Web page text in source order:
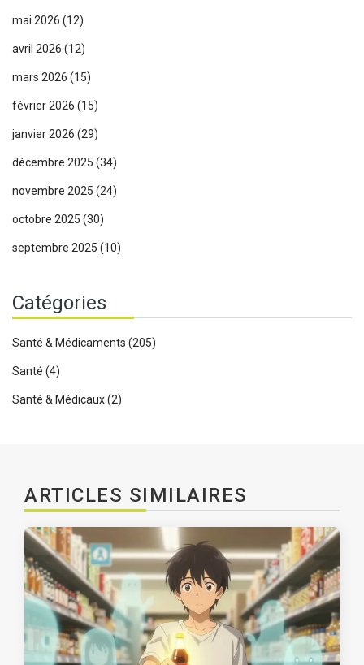
mai 2026 (12)
avril 2026 (12)
mars 2026 (15)
février 2026 (15)
janvier 2026 (29)
décembre 2025 (34)
novembre 2025 (24)
octobre 2025 (30)
septembre 2025 (10)
Catégories
Santé & Médicaments (205)
Santé (4)
Santé & Médicaux(2)
ARTICLES SIMILAIRES